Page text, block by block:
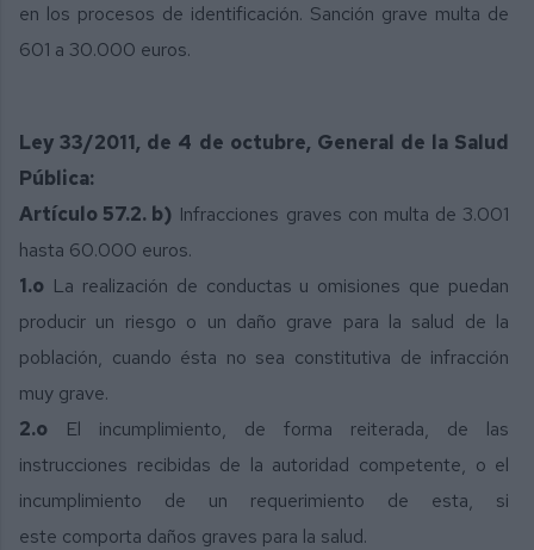
en los procesos de identificación. Sanción grave multa de
601 a 30.000 euros.
Ley 33/2011, de 4 de octubre, General de la Salud
Pública:
Artículo 57.2. b) Infracciones graves con multa de 3.001
hasta 60.000 euros.
1.o La realización de conductas u omisiones que puedan
producir un riesgo o un daño grave para la salud de la
población, cuando ésta no sea constitutiva de infracción
muy grave.
2.o El incumplimiento, de forma reiterada, de las
instrucciones recibidas de la autoridad competente, o el
incumplimiento de un requerimiento de esta, si
este comporta daños graves para la salud.